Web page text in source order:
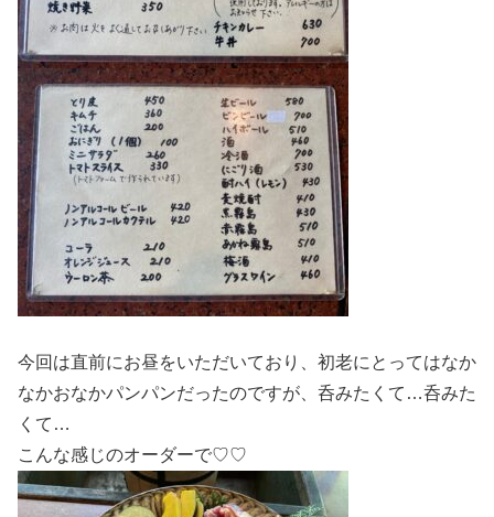
今回は直前にお昼をいただいており、初老にとってはなか
なかおなかパンパンだったのですが、呑みたくて…呑みた
くて…
こんな感じのオーダーで♡♡